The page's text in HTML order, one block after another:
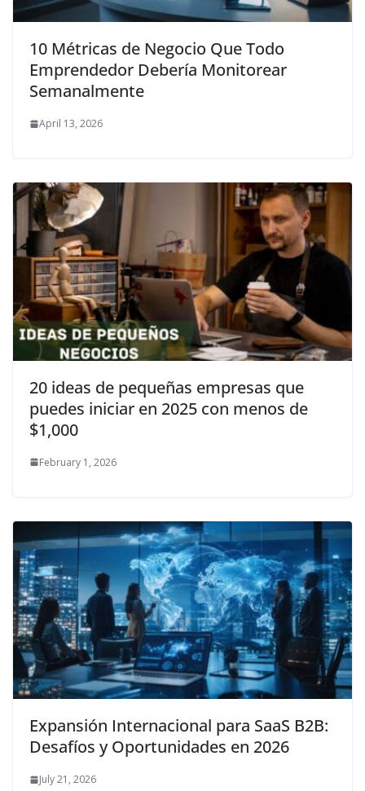
10 Métricas de Negocio Que Todo
Emprendedor Debería Monitorear
Semanalmente
April 13, 2026
20 ideas de pequeñas empresas que
puedes iniciar en 2025 con menos de
$1,000
February 1, 2026
Expansión Internacional para SaaS B2B:
Desafíos y Oportunidades en 2026
July 21, 2026